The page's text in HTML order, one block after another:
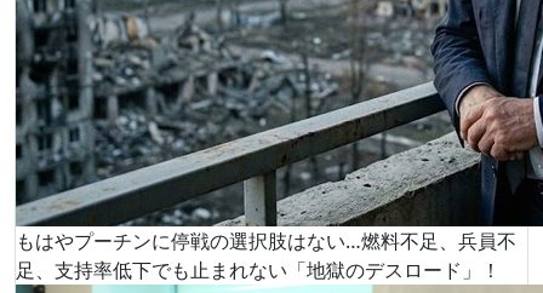
もはやプーチンに停戦の選択肢はない…燃料不足、兵員不
足、支持率低下でも止まれない「地獄のデスロード」！